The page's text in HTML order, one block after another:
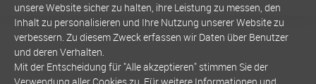
unsere Website sicher zu halten, ihre Leistung zu messen, den
Inhalt zu personalisieren und Ihre Nutzung unserer Website zu
verbessern. Zu diesem Zweck erfassen wir Daten über Benutzer
und deren Verhalten.
Mit der Entscheidung für "Alle akzeptieren" stimmen Sie der